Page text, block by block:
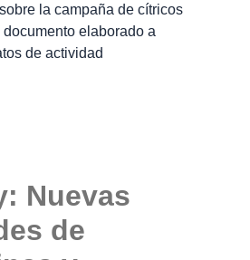
la campaña de cítricos
elaborado a
de actividad
Nuevas
de